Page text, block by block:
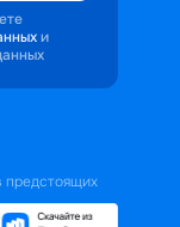
и
предстоящих